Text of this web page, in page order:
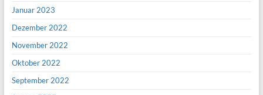
Januar 2023
Dezember 2022
November 2022
Oktober 2022
September 2022